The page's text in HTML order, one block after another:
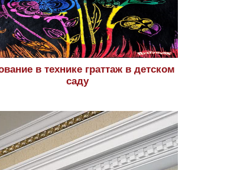
в технике граттаж в детском
саду